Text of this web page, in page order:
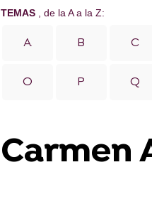
TEMAS , de la A a la Z:
A B C
O P Q
Carmen